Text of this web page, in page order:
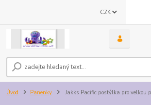
CZK
Úvod Panenky Jakks Pacific postýlka pro velkou